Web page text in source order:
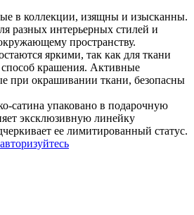
в коллекции, изящны и изысканны.
разных интерьерных стилей и
пространству.
яркими, так как для ткани
способ крашения. Активные
при окрашивании ткани, безопасны
сатина упаковано в подарочную
эксклюзивную линейку
ее лимитированный статус.
авторизуйтесь